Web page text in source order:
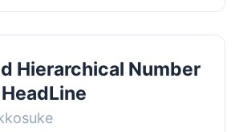
Hierarchical Number